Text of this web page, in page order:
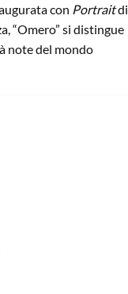
con Portraitdi
“Omero” si distingue
note del mondo